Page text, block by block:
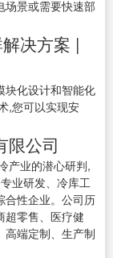
场景或需要快速部
决方案 |
块化设计和智能化
,您可以实现安
限公司
产业的潜心研判,
业研发、冷库工
合性企业。公司历
超零售、医疗健
高端定制、生产制